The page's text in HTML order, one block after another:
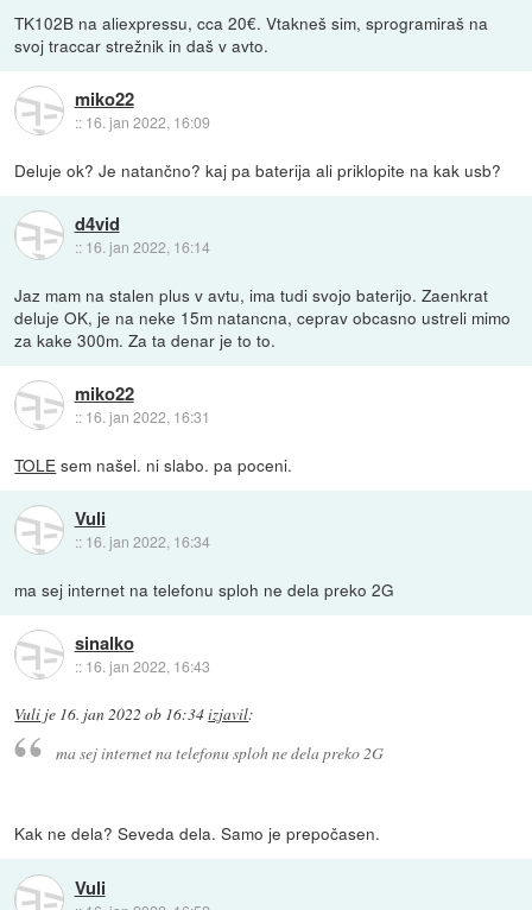
TK102B na aliexpressu, cca 20€. Vtakneš sim, sprogramiraš na
svoj traccar strežnik in daš v avto.
miko22
:: 16. jan 2022, 16:09
Deluje ok? Je natančno? kaj pa baterija ali priklopite na kak usb?
d4vid
:: 16. jan 2022, 16:14
Jaz mam na stalen plus v avtu, ima tudi svojo baterijo. Zaenkrat
deluje OK, je na neke 15m natancna, ceprav obcasno ustreli mimo
za kake 300m. Za ta denar je to to.
miko22
:: 16. jan 2022, 16:31
TOLE sem našel. ni slabo. pa poceni.
Vuli
:: 16. jan 2022, 16:34
ma sej internet na telefonu sploh ne dela preko 2G
sinalko
:: 16. jan 2022, 16:43
Vuli je 16. jan 2022 ob 16:34izjavil:
ma sej internet na telefonu sploh ne dela preko 2G
Kak ne dela? Seveda dela. Samo je prepočasen.
Vuli